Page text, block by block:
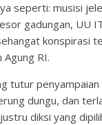
seperti: musisi
gadungan, UU
konspirasi
Agung RI.
tutur penyampaian
dungu, dan
diksi yang